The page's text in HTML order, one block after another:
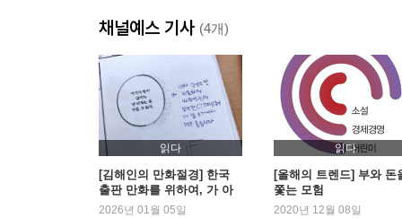
채널예스 기사 (4개)
읽다
[김해인의 만화절경] 한국
출판 만화를 위하여, 가 아
니고
2026년 01월 05일
읽다
[올해의 트렌드] 부와 돈
쫓는 모험
2020년 12월 08일